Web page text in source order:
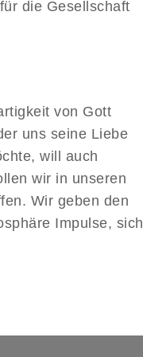
die Gesellschaft
von Gott
uns seine Liebe
will auch
wir in unseren
Wir geben den
Impulse, sich